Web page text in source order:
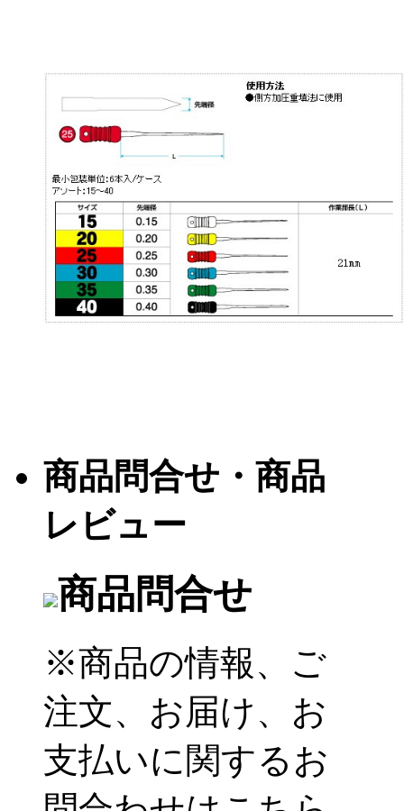
商品問合せ・商品
レビュー
商品問合せ
※商品の情報、ご
注文、お届け、お
支払いに関するお